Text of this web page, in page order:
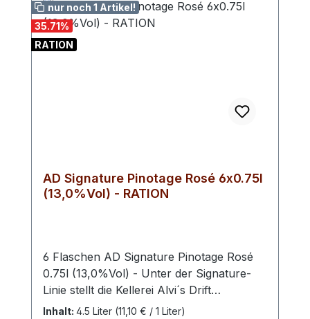
nur noch 1 Artikel!
35.71%
RATION
AD Signature Pinotage Rosé 6x0.75l
(13,0%Vol) - RATION
6 Flaschen AD Signature Pinotage Rosé
0.75l (13,0%Vol) - Unter der Signature-
Linie stellt die Kellerei Alvi´s Drift
hervorragende rebsortenreine Weine her.
Inhalt: 4.5 Liter (11,10 € / 1 Liter)